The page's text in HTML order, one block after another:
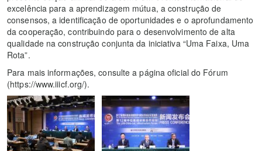
excelência para a aprendizagem mútua, a construção de
consensos, a identificação de oportunidades e o aprofundamento
da cooperação, contribuindo para o desenvolvimento de alta
qualidade na construção conjunta da iniciativa “Uma Faixa, Uma
Rota”.
Para mais informações, consulte a página oficial do Fórum
(https://www.iiicf.org/).